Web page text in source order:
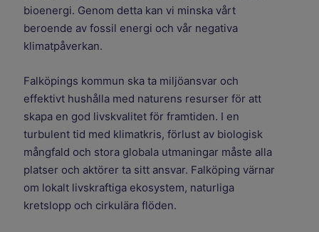
bioenergi. Genom detta kan vi minska vårt
beroende av fossil energi och vår negativa
klimatpåverkan.
Falköpings kommun ska ta miljöansvar och
effektivt hushålla med naturens resurser för att
skapa en god livskvalitet för framtiden. I en
turbulent tid med klimatkris, förlust av biologisk
mångfald och stora globala utmaningar måste alla
platser och aktörer ta sitt ansvar. Falköping värnar
om lokalt livskraftiga ekosystem, naturliga
kretslopp och cirkulära flöden.